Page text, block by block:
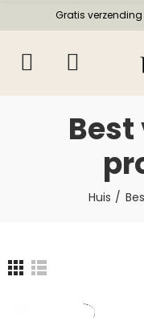
Gratis verzending
Huis